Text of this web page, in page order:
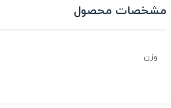
مشخصات محصول
وزن